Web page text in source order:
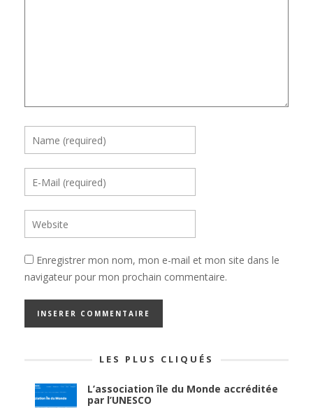
Enregistrer mon nom, mon e-mail et mon site dans le
navigateur pour mon prochain commentaire.
LES PLUS CLIQUÉS
L’association île du Monde accréditée
par l’UNESCO